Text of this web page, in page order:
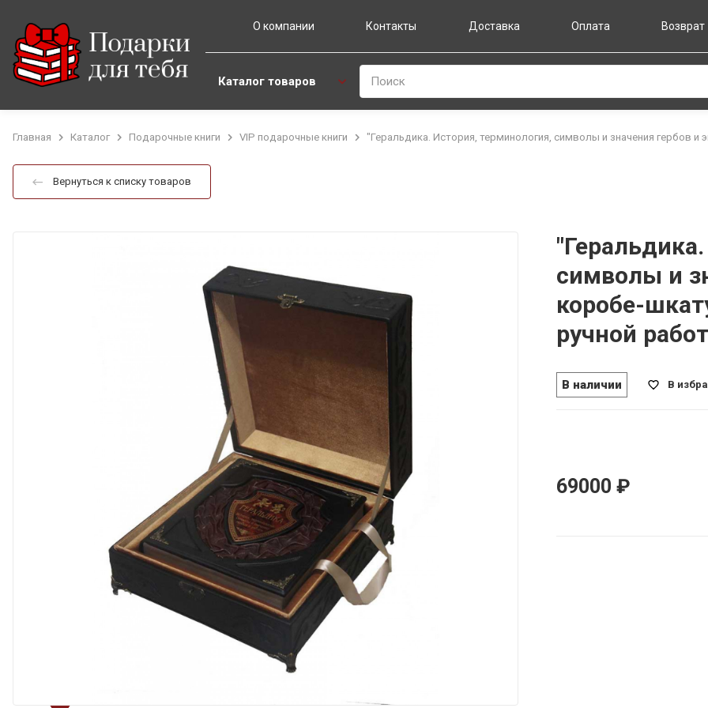
О компании Контакты Доставка Оплата Возврат
Каталог товаров Поиск
Главная Каталог Подарочные книги VIP подарочные книги "Геральдика. История, терминология, символы и значения гербов
Вернуться к списку товаров
символы и
коробе-
ручной
В наличии В
69000 ₽